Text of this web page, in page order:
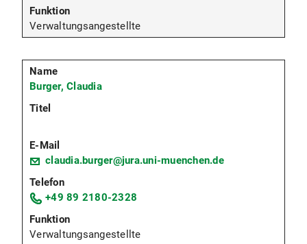
Verwaltungsangestellte
Burger, Claudia
claudia.burger@jura.uni-muenchen.de
+49 89 2180-2328
Verwaltungsangestellte